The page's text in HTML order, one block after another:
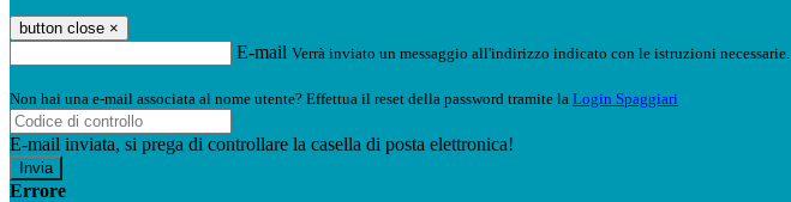
button close ×
E-mail Verrà inviato un messaggio all'indirizzo indicato con le istruzioni necessarie.
Non hai una e-mail associata al nome utente? Effettua il reset della password tramite la Login Spaggiari
E-mail inviata, si prega di controllare la casella di posta elettronica!
Errore